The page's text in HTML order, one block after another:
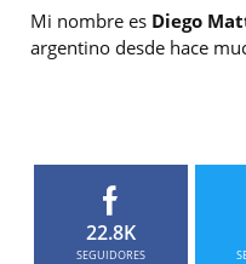
Mi nombre es Diego
argentino desde hace
22.8K
SEGUIDORES